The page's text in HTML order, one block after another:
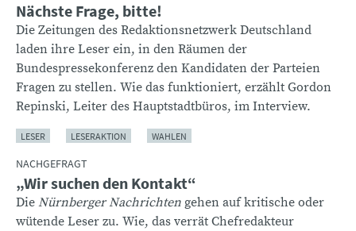
Nächste Frage, bitte!
Die Zeitungen des Redaktionsnetzwerk Deutschland
laden ihre Leser ein, in den Räumen der
Bundespressekonferenz den Kandidaten der Parteien
Fragen zu stellen. Wie das funktioniert, erzählt Gordon
Repinski, Leiter des Hauptstadtbüros, im Interview.
LESER LESERAKTION WAHLEN
NACHGEFRAGT
„Wir suchen den Kontakt“
Die Nürnberger Nachrichten gehen auf kritische oder
wütende Leser zu. Wie, das verrät Chefredakteur